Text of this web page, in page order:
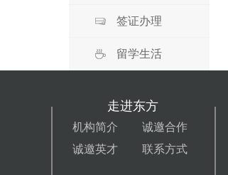
签证办理
留学生活
走进东方
机构简介
诚邀合作
诚邀英才
联系方式